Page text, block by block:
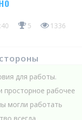
5 1336
для работы.
просторное рабочее
могли работать